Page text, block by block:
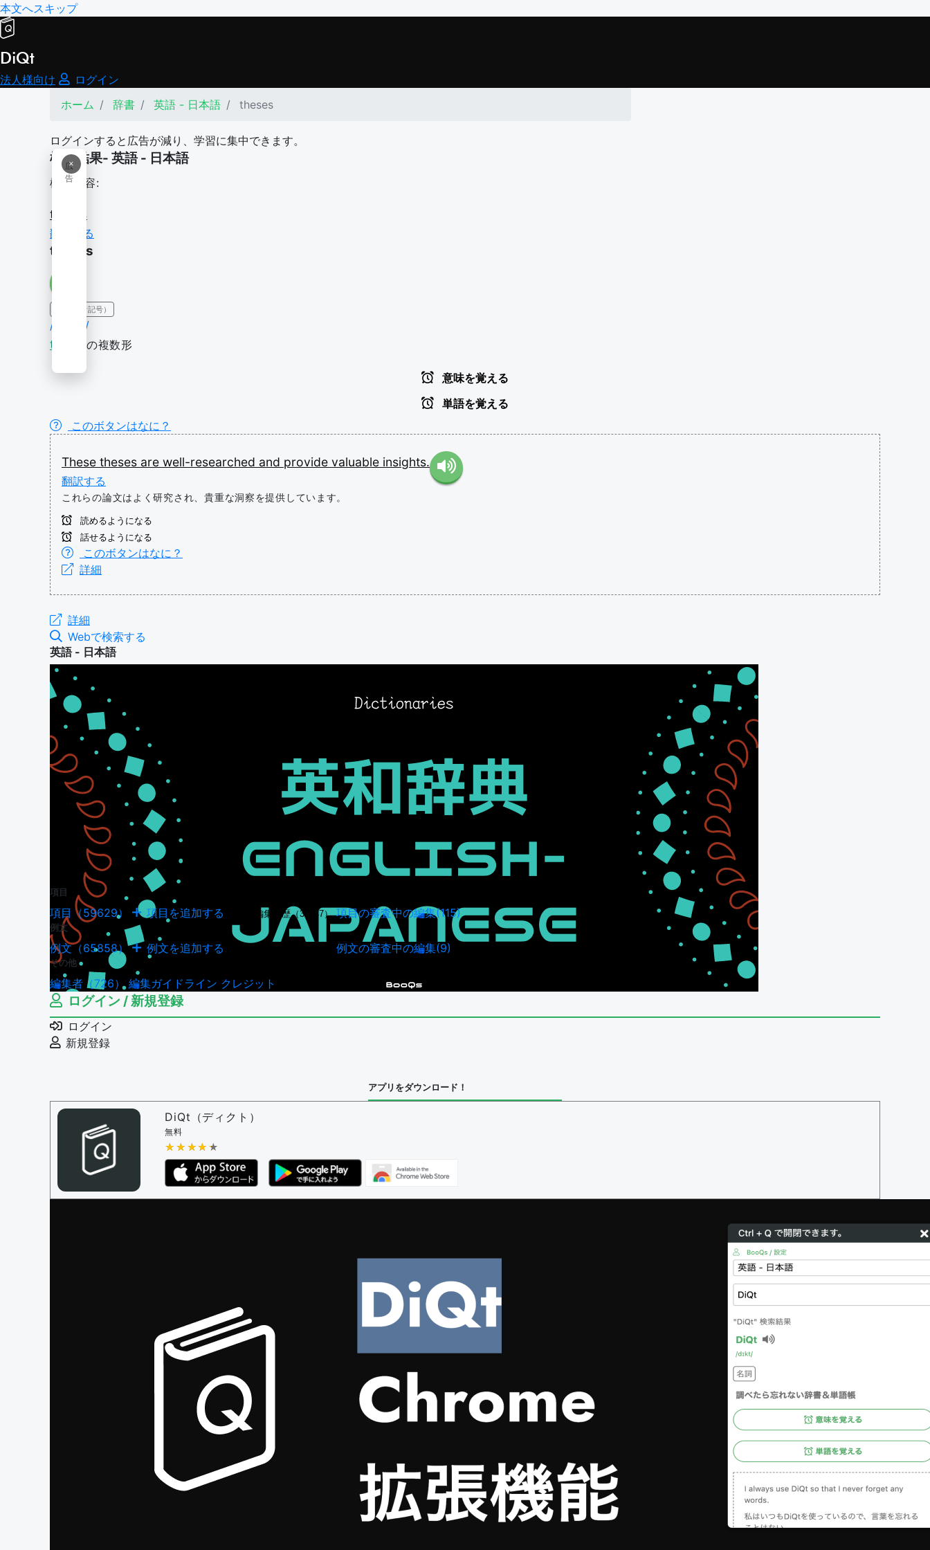
本文へスキップ
DiQt
法人様向け
ログイン
ホーム
辞書 英語 - 日本語 theses
ログインすると広告が減り、学習に集中できます。
×
広
告
検索結果- 英語 - 日本語
検索内容:
theses
翻訳する
theses
IPA（発音記号）
/ˈθiːsiːz/
thesis の複数形
意味を覚える
単語を覚える
このボタンはなに？
These theses are well-researched and provide valuable insights.
翻訳する
これらの論文はよく研究され、貴重な洞察を提供しています。
読めるようになる
話せるようになる
このボタンはなに？
詳細
詳細
Webで検索する
英語 - 日本語
項目
項目（59629） 項目を追加する 項目の編集履歴（34947） 項目の審査中の編集(115)
例文
例文（65858） 例文を追加する 例文の審査中の編集(9)
その他
編集者（726）編集ガイドライン クレジット
ログイン / 新規登録
ログイン
新規登録
アプリをダウンロード！
DiQt（ディクト）
無料
★★★★★
★★★★★